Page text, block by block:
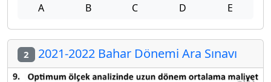
A B C D E
2 2021-2022 Bahar Dönemi Ara Sınavı